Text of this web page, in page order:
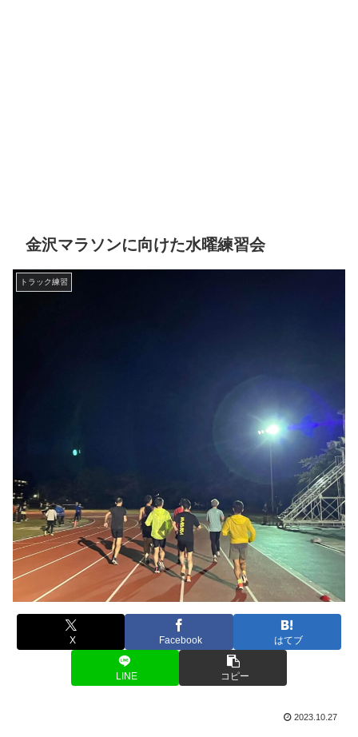
金沢マラソンに向けた水曜練習会
トラック練習
X Facebook はてブ
LINE コピー
2023.10.27